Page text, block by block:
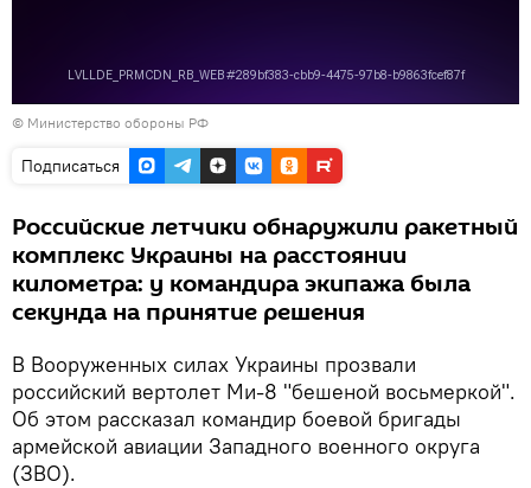
© Министерство обороны РФ
Подписаться
Российские летчики обнаружили ракетный
комплекс Украины на расстоянии
километра: у командира экипажа была
секунда на принятие решения
В Вооруженных силах Украины прозвали
российский вертолет Ми-8 "бешеной восьмеркой".
Об этом рассказал командир боевой бригады
армейской авиации Западного военного округа
(ЗВО).